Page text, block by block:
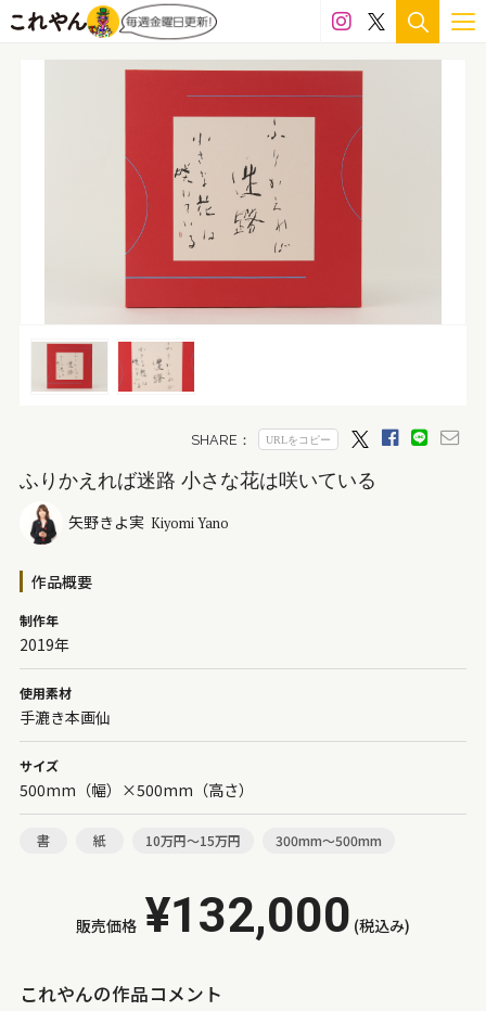
ふりかえれば迷路 小さな花は咲いている
矢野きよ実 Kiyomi Yano
作品概要
制作年
2019年
使用素材
手漉き本画仙
サイズ
500mm（幅）×500mm（高さ）
書 紙 10万円～15万円 300mm～500mm
販売価格 ¥132,000 (税込み)
これやんの作品コメント